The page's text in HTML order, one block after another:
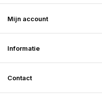
Mijn account
Informatie
Contact